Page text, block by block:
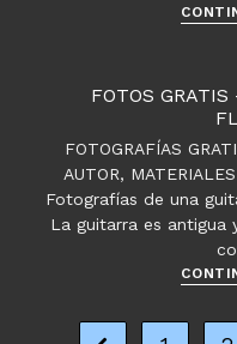
FOTOS
FOTOGRAFÍAS
AUTOR,
Fotografías de una
La guitarra es antigua